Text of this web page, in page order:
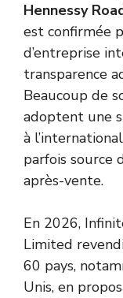
Hennessy
est confirmée
d’entreprise
transparence
Beaucoup de
adoptent une
à
parfois source
après-vente.
En 2026,
Limited
60 pays,
Unis, en